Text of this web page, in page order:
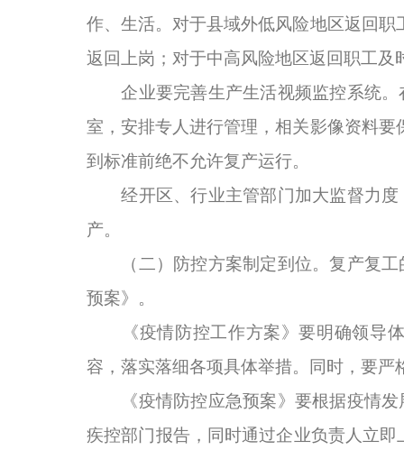
作、生活。对于县域外低风险地区返回
返回上岗；对于中高风险地区返回职工
企业要完善生产生活视频监控系统。
室，安排专人进行管理，相关影像资料
到标准前绝不允许复产运行。
经开区、行业主管部门加大监督力度
产。
（二）防控方案制定到位。复产复工
预案》。
《疫情防控工作方案》要明确领导体
容，落实落细各项具体举措。同时，要
《疫情防控应急预案》要根据疫情发
疾控部门报告，同时通过企业负责人立